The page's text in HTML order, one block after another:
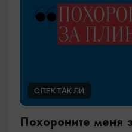
СПЕКТАКЛИ
Похороните меня